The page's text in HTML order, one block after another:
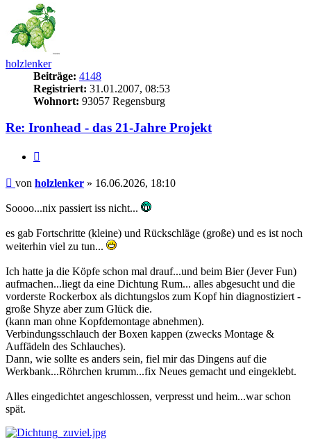
holzlenker
Beiträge: 4148
Registriert: 31.01.2007, 08:53
Wohnort: 93057 Regensburg
Re: Ironhead - das 21-Jahre Projekt
Beitrag
von holzlenker » 16.06.2026, 18:10
Soooo...nix passiert iss nicht...
es gab Fortschritte (kleine) und Rückschläge (große) und es ist noch
weiterhin viel zu tun...
Ich hatte ja die Köpfe schon mal drauf...und beim Bier (Jever Fun)
aufmachen...liegt da eine Dichtung Rum... alles abgesucht und die
vorderste Rockerbox als dichtungslos zum Kopf hin diagnostiziert -
große Shyze aber zum Glück die.
(kann man ohne Kopfdemontage abnehmen).
Verbindungsschlauch der Boxen kappen (zwecks Montage &
Auffädeln des Schlauches).
Dann, wie sollte es anders sein, fiel mir das Dingens auf die
Werkbank...Röhrchen krumm...fix Neues gemacht und eingeklebt.
Alles eingedichtet angeschlossen, verpresst und heim...war schon
spät.